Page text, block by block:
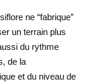
ne “fabrique”
un terrain plus
du rythme
de la
et du niveau de